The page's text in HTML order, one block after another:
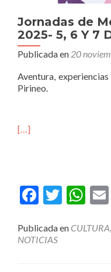
Jornadas de
2025- 5, 6 Y 7
Publicada en 20
Aventura,
Pirineo.
[…]
Facebook
Twitter
Publicada en CULTURA,
NOTICIAS